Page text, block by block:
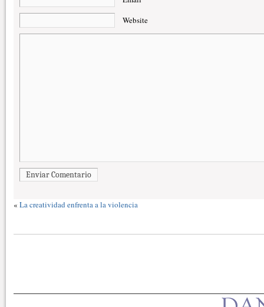
Website
Enviar Comentario
« La creatividad enfrenta a la violencia